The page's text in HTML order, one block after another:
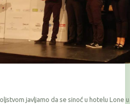
javljamo da se sinoć u hotelu Lone